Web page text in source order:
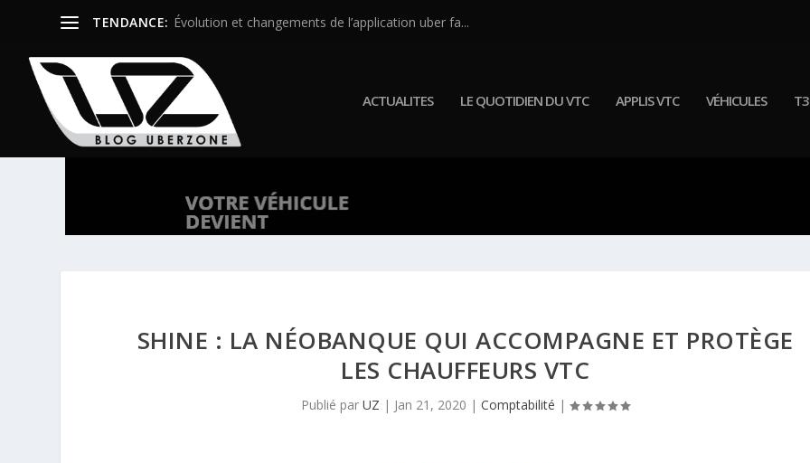
TENDANCE: Évolution et changements de l’application uber fa...
ACTUALITES LE QUOTIDIEN DU VTC APPLIS VTC VÉHICULES
SHINE : LA NÉOBANQUE QUI ACCOMPAGNE ET PROTÈGE
LES CHAUFFEURS VTC
Publié parUZ | Jan 21, 2020 |Comptabilité |